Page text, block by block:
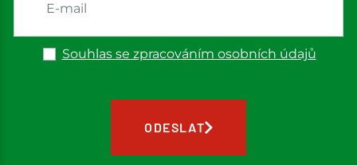
Souhlas se zpracováním osobních údajů
ODESLAT